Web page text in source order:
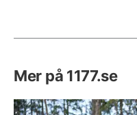
Mer på 1177.se